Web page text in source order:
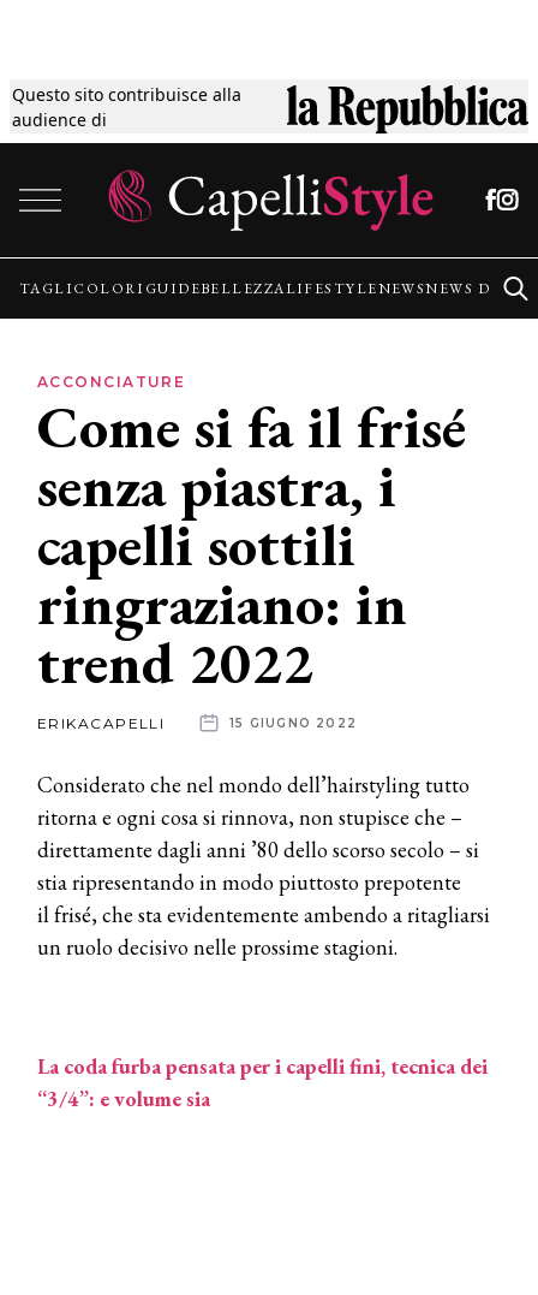
Questo sito contribuisce alla
audience di
Tagli
Colori
Guide
Lifestyle
News
News
dalle
aziende
TAGLICOLORI GUIDEBELLEZZALIFESTYLENEWSNEWS
ACCONCIATURE
Come si fa il frisé
senza piastra, i
capelli sottili
ringraziano: in
trend 2022
ERIKACAPELLI 15 GIUGNO 2022
Considerato che nel mondo dell’hairstyling tutto
ritorna e ogni cosa si rinnova, non stupisce che –
direttamente dagli anni ’80 dello scorso secolo – si
stia ripresentando in modo piuttosto prepotente
il frisé, che sta evidentemente ambendo a ritagliarsi
un ruolo decisivo nelle prossime stagioni.
La coda furba pensata per i capelli fini, tecnica dei
“3/4”: e volume sia